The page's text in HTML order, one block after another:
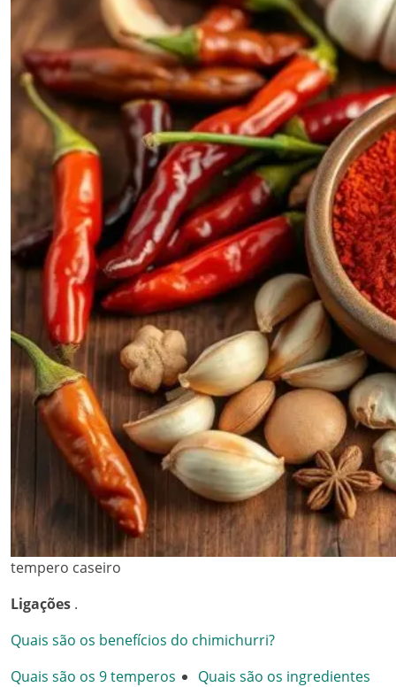
tempero caseiro
Ligações .
Quais são os benefícios do chimichurri?
Quais são os 9 temperos
Quais são os ingredientes